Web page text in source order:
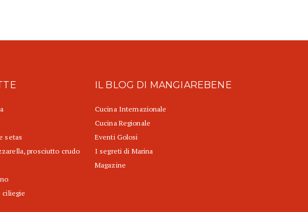
setas
prosciutto crudo
ciliegie
IL BLOG DI MANGIAREBENE
Cucina Internazionale
Cucina Regionale
Eventi Golosi
I segreti di Marina
Magazine